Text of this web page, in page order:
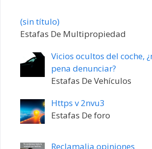
(sin título)Entrada
20198
Estafas De Multipropiedad
Vicios ocultos del coche,
pena denunciar?
Estafas De Vehículos
Https v 2nvu3
Estafas De foro
Reclamalia opiniones